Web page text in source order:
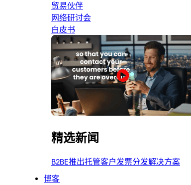
贸易伙伴
网络研讨会
白皮书
精选新闻
B2BE推出托管客户发票分发解决方案
博客